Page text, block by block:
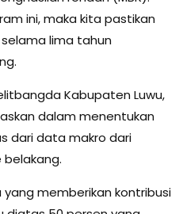
ini, maka kita pastikan
lima tahun
Kabupaten Luwu,
dalam menentukan
dari data makro dari
belakang.
memberikan kontribusi